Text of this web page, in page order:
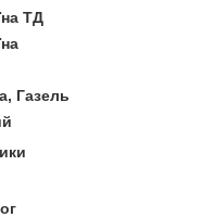
ТД
Газель